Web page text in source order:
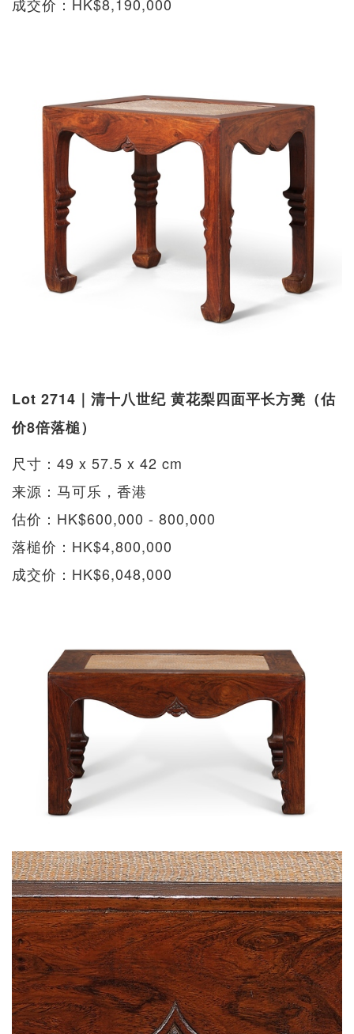
Lot 2714｜清十八世纪 黄花梨四面平长方凳（估
价8倍落槌）
尺寸：49 x 57.5 x 42 cm
来源：马可乐，香港
估价：HK$600,000 - 800,000
落槌价：HK$4,800,000
成交价：HK$6,048,000